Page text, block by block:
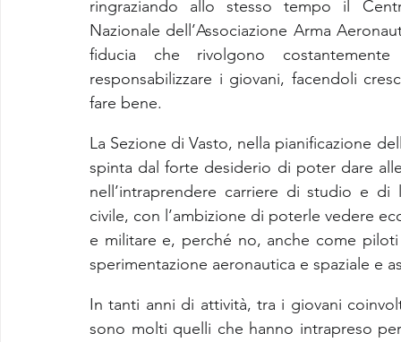
ringraziando allo stesso tempo il
Nazionale dell’Associazione Arma
fiducia che rivolgono
responsabilizzare i giovani, facendoli
fare bene.
La Sezione di Vasto, nella pianificazione
spinta dal forte desiderio di poter dare
nell’intraprendere carriere di studio e
civile, con l’ambizione di poterle vedere
e militare e, perché no, anche come
sperimentazione aeronautica e spaziale e
In tanti anni di attività, tra i giovani
sono molti quelli che hanno intrapreso